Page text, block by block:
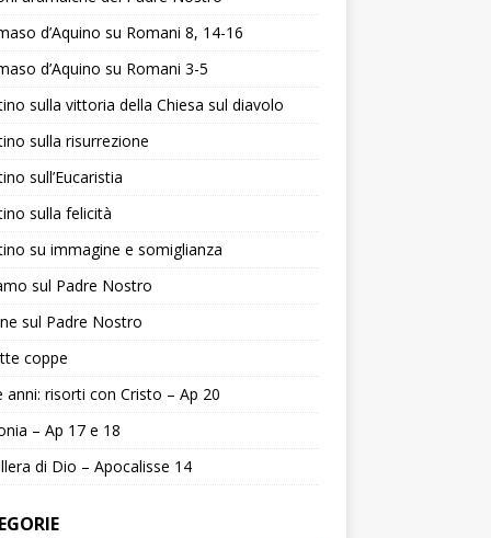
d’Aquino su Romani 8, 14-16
d’Aquino su Romani 3-5
sulla vittoria della Chiesa sul diavolo
sulla risurrezione
sull’Eucaristia
sulla felicità
su immagine e somiglianza
sul Padre Nostro
sul Padre Nostro
coppe
anni: risorti con Cristo – Ap 20
– Ap 17 e 18
di Dio – Apocalisse 14